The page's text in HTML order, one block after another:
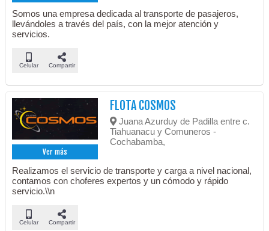
Somos una empresa dedicada al transporte de pasajeros,
llevándoles a través del país, con la mejor atención y
servicios.
Celular Compartir
Ver más
FLOTA COSMOS
Juana Azurduy de Padilla entre c.
Tiahuanacu y Comuneros -
Cochabamba,
Realizamos el servicio de transporte y carga a nivel nacional,
contamos con choferes expertos y un cómodo y rápido
servicio.\\n
Celular Compartir